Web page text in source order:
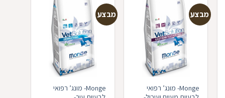
מבצע
Monge- מונג’ רפואי
מבצע
Monge- מונג’ רפואי